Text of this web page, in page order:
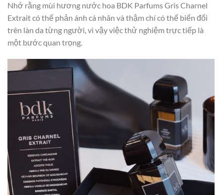
Nhớ rằng mùi hương nước hoa BDK Parfums Gris Charnel
Extrait có thể phản ánh cá nhân và thậm chí có thể biến đổi
trên làn da từng người, vì vậy việc thử nghiệm trực tiếp là
một bước quan trọng.